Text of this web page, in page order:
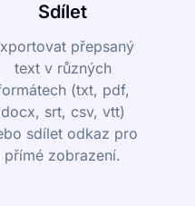
Sdílet
přepsaný
text v různých
(txt, pdf,
docx, srt, csv, vtt)
sdílet odkaz pro
přímé zobrazení.